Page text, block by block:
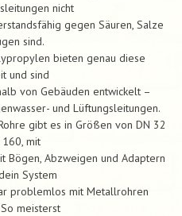
nicht
gegen Säuren, Salze
sind.
bieten genau diese
und sind
von Gebäuden entwickelt –
und Lüftungsleitungen.
gibt es in Größen von DN 32
mit
Bögen, Abzweigen und Adaptern
System
problemlos mit Metallrohren
meisterst